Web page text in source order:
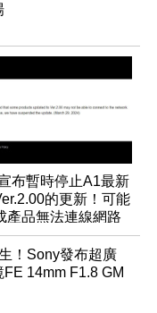
布暫時停止A1最新
的更新！可能
產品無法連線網路
！Sony發布超廣
14mm F1.8 GM